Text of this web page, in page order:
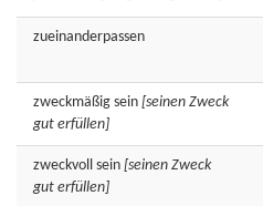
zueinanderpassen
zweckmäßig sein [seinen Zweck
gut erfüllen]
zweckvoll sein [seinen Zweck
gut erfüllen]